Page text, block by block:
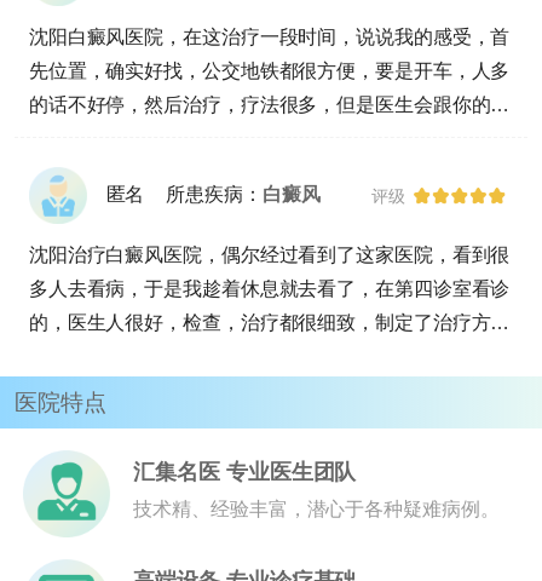
沈阳白癜风医院，在这治疗一段时间，说说我的感受，首
先位置，确实好找，公交地铁都很方便，要是开车，人多
的话不好停，然后治疗，疗法很多，但是医生会跟你的具
看医院做哪种治疗的人都有，接着不管是医生还是护士，
都很有耐心，服务是到位了，来治疗六次，没有不愉快的
经历。
匿名 所患疾病： 白癜风 评级
沈阳治疗白癜风医院，偶尔经过看到了这家医院，看到很
多人去看病，于是我趁着休息就去看了，在第四诊室看诊
的，医生人很好，检查，治疗都很细致，制定了治疗方
来治疗，又没有别的分院。
医院特点
汇集名医 专业医生团队
技术精、经验丰富，潜心于各种疑难病例。